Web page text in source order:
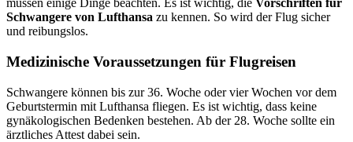
müssen einige Dinge beachten. Es ist wichtig, die Vorschriften für
Schwangere von Lufthansa zu kennen. So wird der Flug sicher
und reibungslos.
Medizinische Voraussetzungen für Flugreisen
Schwangere können bis zur 36. Woche oder vier Wochen vor dem
Geburtstermin mit Lufthansa fliegen. Es ist wichtig, dass keine
gynäkologischen Bedenken bestehen. Ab der 28. Woche sollte ein
ärztliches Attest dabei sein.